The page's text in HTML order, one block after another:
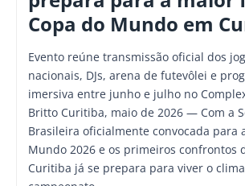
Copa do Mundo em
Evento reúne transmissão oficial dos
nacionais, DJs, arena de futevôlei e
imersiva entre junho e julho no
Britto Curitiba, maio de 2026 — Com a
Brasileira oficialmente convocada para
Mundo 2026 e os primeiros confrontos
Curitiba já se prepara para viver o